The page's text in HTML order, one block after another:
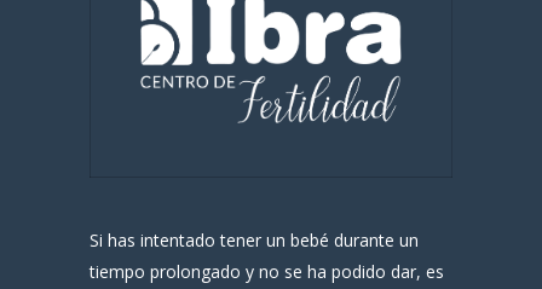
Si has intentado tener un bebé durante un
tiempo prolongado y no se ha podido dar, es